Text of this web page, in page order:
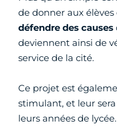
de donner aux élèves
défendre des causes
deviennent ainsi de
service de la cité.
Ce projet est
stimulant, et leur
leurs années de